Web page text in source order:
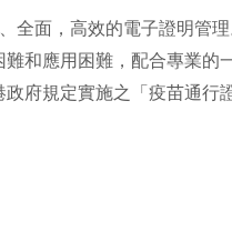
全面，高效的電子證明管
和應用困難，配合專業的
府規定實施之「疫苗通